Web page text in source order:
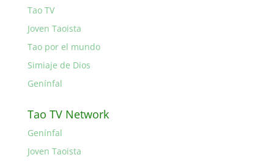
Tao TV
Joven Taoista
Tao por el mundo
Simiaje de Dios
Genínfal
Tao TV Network
Genínfal
Joven Taoista